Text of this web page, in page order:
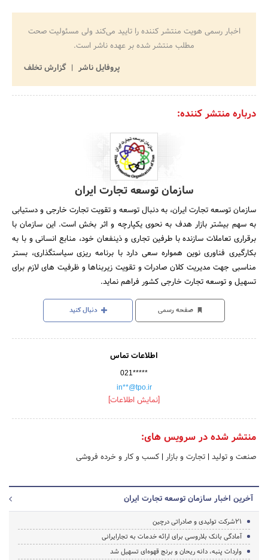
اخبار رسمی هویت منتشر کننده را تایید می‌کند ولی مسئولیت صحت
مطلب منتشر شده بر عهده ناشر است.
پروفایل ناشر
گزارش تخلف
درباره منتشر کننده:
سازمان توسعه تجارت ایران
سازمان توسعه تجارت ایران، به دنبال توسعه و تقویت تجارت خارجی و دستیابی
به سهم بیشتر بازار هدف به نحوی یکپارچه و اثر بخش است. این سازمان با
برقراری تعاملات سازنده با طرفین تجاری و ذینفعان خود، منابع انسانی و با به
بکارگیری فناوری نوین همواره سعی دارد با برنامه ریزی سیاستگذاری، بستر
مناسبی جهت مدیریت کلان صادرات و تقویت زیربناها و ظرفیت های لازم برای
تسهیل و توسعه تجارت خارجی کشور فراهم نماید.
صفحه رسمی دنبال کنید
اطلاعات تماس
021*****
in**@tpo.ir
[نمایش اطلاعات]
منتشر شده در سرویس های:
صنعت و تولید | تجارت و بازار | کسب و کار و خرده فروشی
آخرین اخبار سازمان توسعه تجارت ایران
21شرکت تولیدی و صادراتی درچین
آمادگی بانک بلاروسی برای ارائه خدمات به تجارایرانی
واردات پنبه، دانه ریحان و برنج قهوه‌ای تسهیل شد